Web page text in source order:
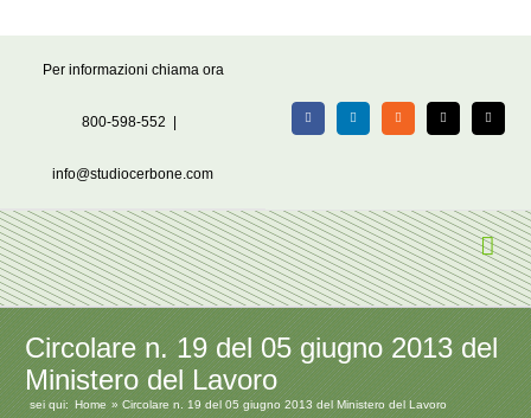
Per informazioni chiama ora
800-598-552
info@studiocerbone.com
FacebookLinkedIn Rss X Email
Circolare n. 19 del 05 giugno 2013 del
Ministero del Lavoro
sei qui: Home Circolare n. 19 del 05 giugno 2013 del Ministero del Lavoro